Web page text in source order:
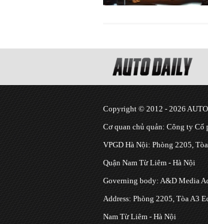
Copyright © 2012 - 2026
Cơ quan chủ quản: Công ty Cổ
VPGD Hà Nội: Phòng 2205,
Quận Nam Từ Liêm - Hà Nội
Governing body: A&D Media
Address: Phòng 2205, Tòa A3
Nam Từ Liêm - Hà Nội